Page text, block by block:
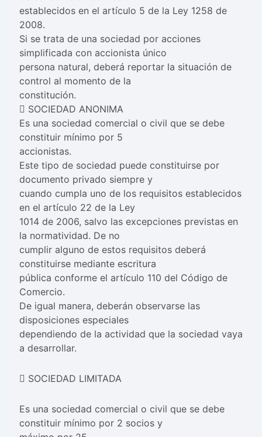
establecidos en el artículo 5 de la Ley 1258 de
2008.
Si se trata de una sociedad por acciones
simplificada con accionista único
persona natural, deberá reportar la situación de
control al momento de la
constitución.
 SOCIEDAD ANONIMA
Es una sociedad comercial o civil que se debe
constituir mínimo por 5
accionistas.
Este tipo de sociedad puede constituirse por
documento privado siempre y
cuando cumpla uno de los requisitos establecidos
en el artículo 22 de la Ley
1014 de 2006, salvo las excepciones previstas en
la normatividad. De no
cumplir alguno de estos requisitos deberá
constituirse mediante escritura
pública conforme el artículo 110 del Código de
Comercio.
De igual manera, deberán observarse las
disposiciones especiales
dependiendo de la actividad que la sociedad vaya
a desarrollar.
 SOCIEDAD LIMITADA
Es una sociedad comercial o civil que se debe
constituir mínimo por 2 socios y